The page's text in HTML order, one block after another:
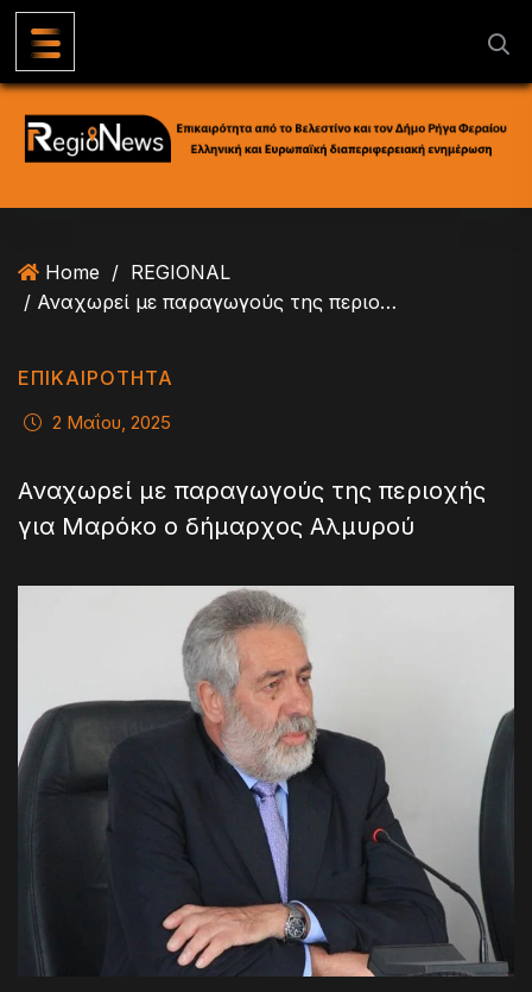
Home / REGIONAL
/ Αναχωρεί με παραγωγούς της περιοχής για Μαρόκο ο δήμαρχος Αλμυρού
ΕΠΙΚΑΙΡΟΤΗΤΑ
2 Μαΐου, 2025
Αναχωρεί με παραγωγούς της περιοχής
για Μαρόκο ο δήμαρχος Αλμυρού